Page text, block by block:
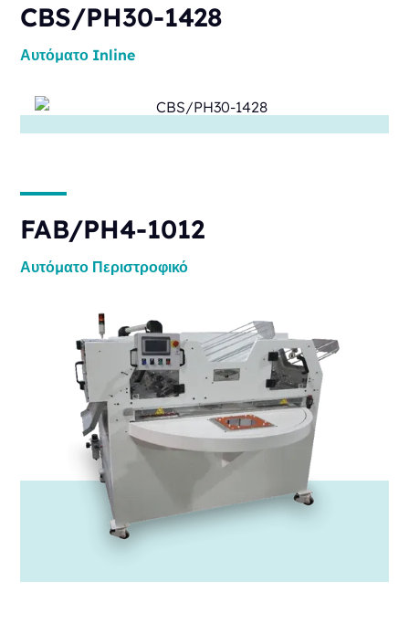
CBS/PH30-1428
Αυτόματο Inline
FAB/PH4-1012
Αυτόματο Περιστροφικό